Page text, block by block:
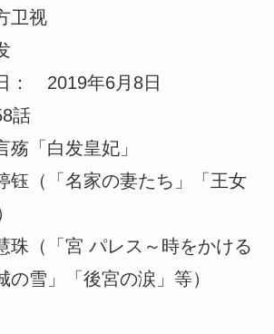
卫视
： 2019年6月8日
話
「白发皇妃」
（「名家の妻たち」「王女
（「宮 パレス～時をかける
の雪」「後宮の涙」等）